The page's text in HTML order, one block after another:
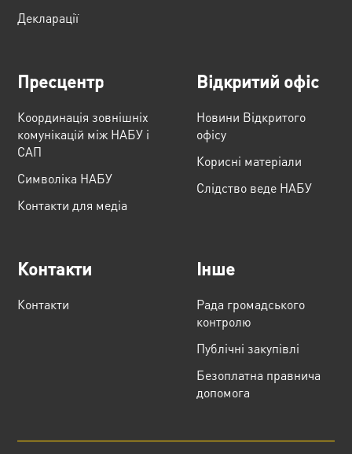
Декларації
Пресцентр
Координація зовнішніх
комунікацій між НАБУ і
САП
Cимволіка НАБУ
Контакти для медіа
Відкритий офіс
Новини Відкритого
офісу
Корисні матеріали
Слідство веде НАБУ
Контакти
Контакти
Інше
Рада громадського
контролю
Публічні закупівлі
Безоплатна правнича
допомога